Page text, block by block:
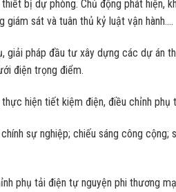
bị dự phòng. Chủ động phát hiện,
sát và tuân thủ kỷ luật vận hành….
pháp đầu tư xây dựng các dự án
điện trọng điểm.
hiện tiết kiệm điện, điều chỉnh
sự nghiệp; chiếu sáng công cộng;
phụ tải điện tự nguyện phi thương